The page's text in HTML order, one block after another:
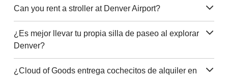
Can you rent a stroller at Denver Airport?
¿Es mejor llevar tu propia silla de paseo al explorar
Denver?
¿Cloud of Goods entrega cochecitos de alquiler en